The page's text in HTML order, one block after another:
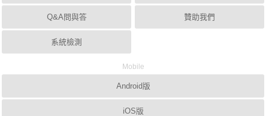
Q&A問與答
系統檢測
贊助我們
Mobile
Android版
iOS版